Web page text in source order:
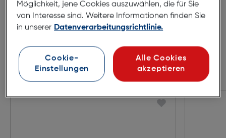
Zubehör
Möglichkeit, jene Cookies auszuwählen, die für Sie
von Interesse sind. Weitere Informationen finden Sie
in unserer Datenverarbeitungsrichtlinie.
Cookie-
Einstellungen
Alle Cookies
akzeptieren